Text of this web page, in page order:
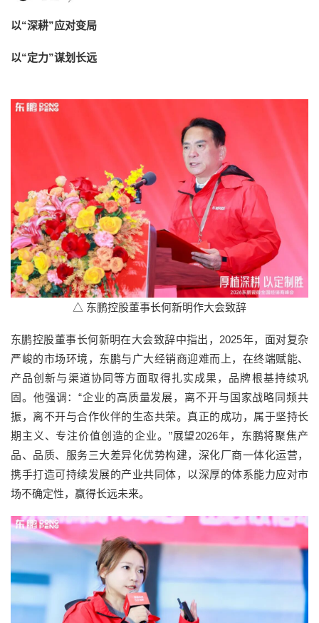
以“深耕”应对变局
以“定力”谋划长远
△ 东鹏控股董事长何新明作大会致辞
东鹏控股董事长何新明在大会致辞中指出，2025年，面对复杂
严峻的市场环境，东鹏与广大经销商迎难而上，在终端赋能、
产品创新与渠道协同等方面取得扎实成果，品牌根基持续巩
固。他强调：“企业的高质量发展，离不开与国家战略同频共
振，离不开与合作伙伴的生态共荣。真正的成功，属于坚持长
期主义、专注价值创造的企业。”展望2026年，东鹏将聚焦产
品、品质、服务三大差异化优势构建，深化厂商一体化运营，
携手打造可持续发展的产业共同体，以深厚的体系能力应对市
场不确定性，赢得长远未来。